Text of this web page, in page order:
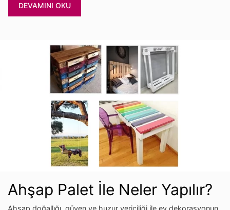
DEVAMINI OKU
Ahşap Palet İle Neler Yapılır?